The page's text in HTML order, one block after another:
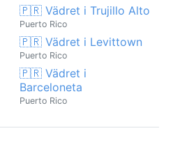
🇵🇷 Vädret i Trujillo Alto
Puerto Rico
🇵🇷 Vädret i Levittown
Puerto Rico
🇵🇷 Vädret i
Barceloneta
Puerto Rico